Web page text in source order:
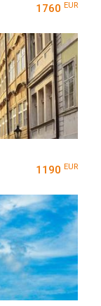
1760 EUR
1190 EUR